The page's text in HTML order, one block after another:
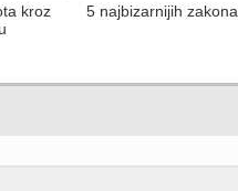
kroz
5 najbizarnijih zakona